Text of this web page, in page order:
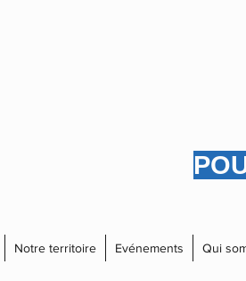
Notre territoire Evénements Qui